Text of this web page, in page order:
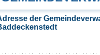
der